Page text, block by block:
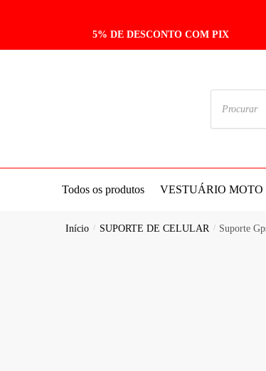
5% DE DESCONTO COM PIX
Todos os produtos VESTUÁRIO MOTO
Início / SUPORTE DE CELULAR / Suporte